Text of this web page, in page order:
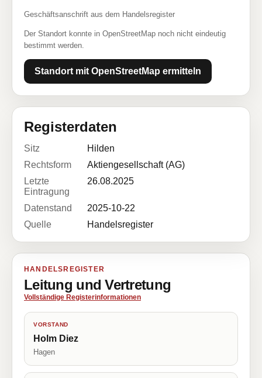
Geschäftsanschrift aus dem Handelsregister
Der Standort konnte in OpenStreetMap noch nicht eindeutig
bestimmt werden.
Standort mit OpenStreetMap ermitteln
Registerdaten
Sitz
Hilden
Rechtsform
Aktiengesellschaft (AG)
Letzte
Eintragung
26.08.2025
Datenstand
2025-10-22
Quelle
Handelsregister
HANDELSREGISTER
Leitung und Vertretung
Vollständige Registerinformationen
VORSTAND
Holm Diez
Hagen